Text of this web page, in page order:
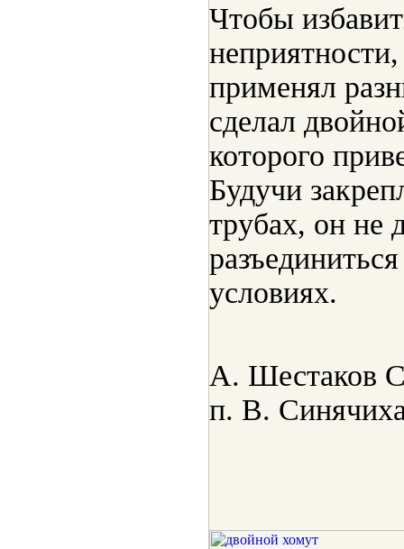
Чтобы
применял
сделал
которого
Будучи
трубах, он не
условиях.
А. Шестаков
п. В.